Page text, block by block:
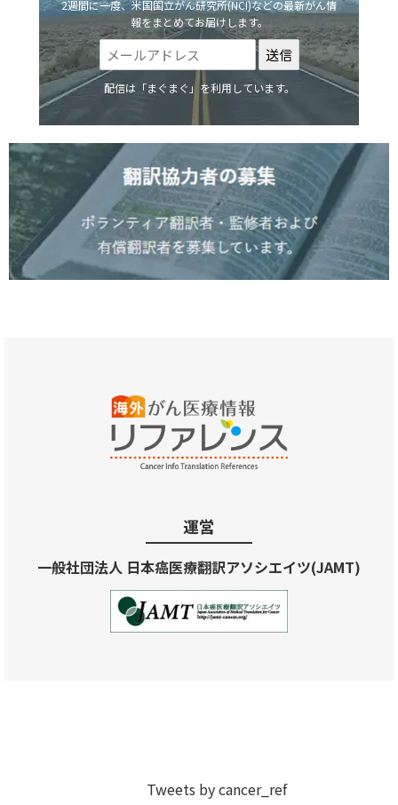
2週間に一度、米国国立がん研究所(NCI)などの最新がん情
報をまとめてお届けします。
配信は「まぐまぐ」を利用しています。
運営
一般社団法人 日本癌医療翻訳アソシエイツ(JAMT)
Tweets by cancer_ref